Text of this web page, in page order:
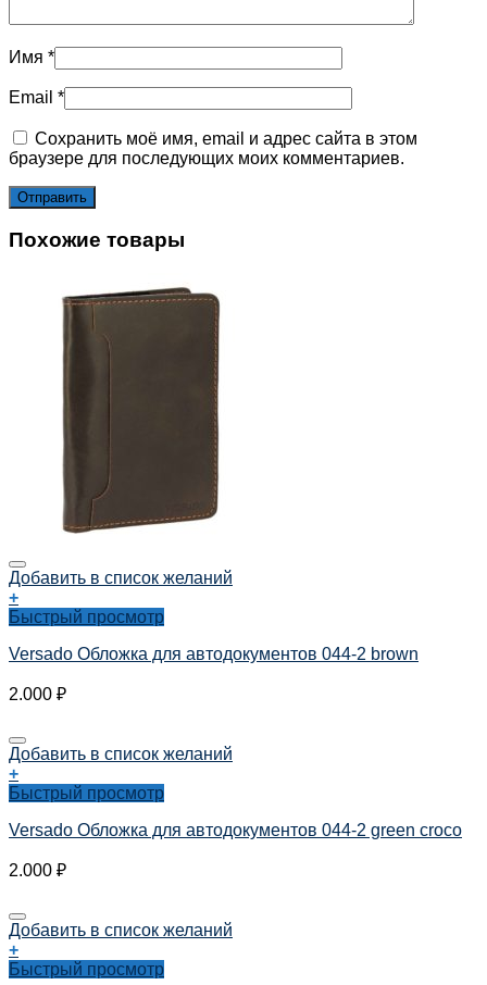
Имя *
Email *
Сохранить моё имя, email и адрес сайта в этом
браузере для последующих моих комментариев.
Похожие товары
Добавить в список желаний
+
Быстрый просмотр
Versado Обложка для автодокументов 044-2 brown
2.000 ₽
Добавить в список желаний
+
Быстрый просмотр
Versado Обложка для автодокументов 044-2 green croco
2.000 ₽
Добавить в список желаний
+
Быстрый просмотр